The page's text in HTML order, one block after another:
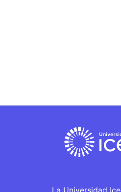
La Universidad